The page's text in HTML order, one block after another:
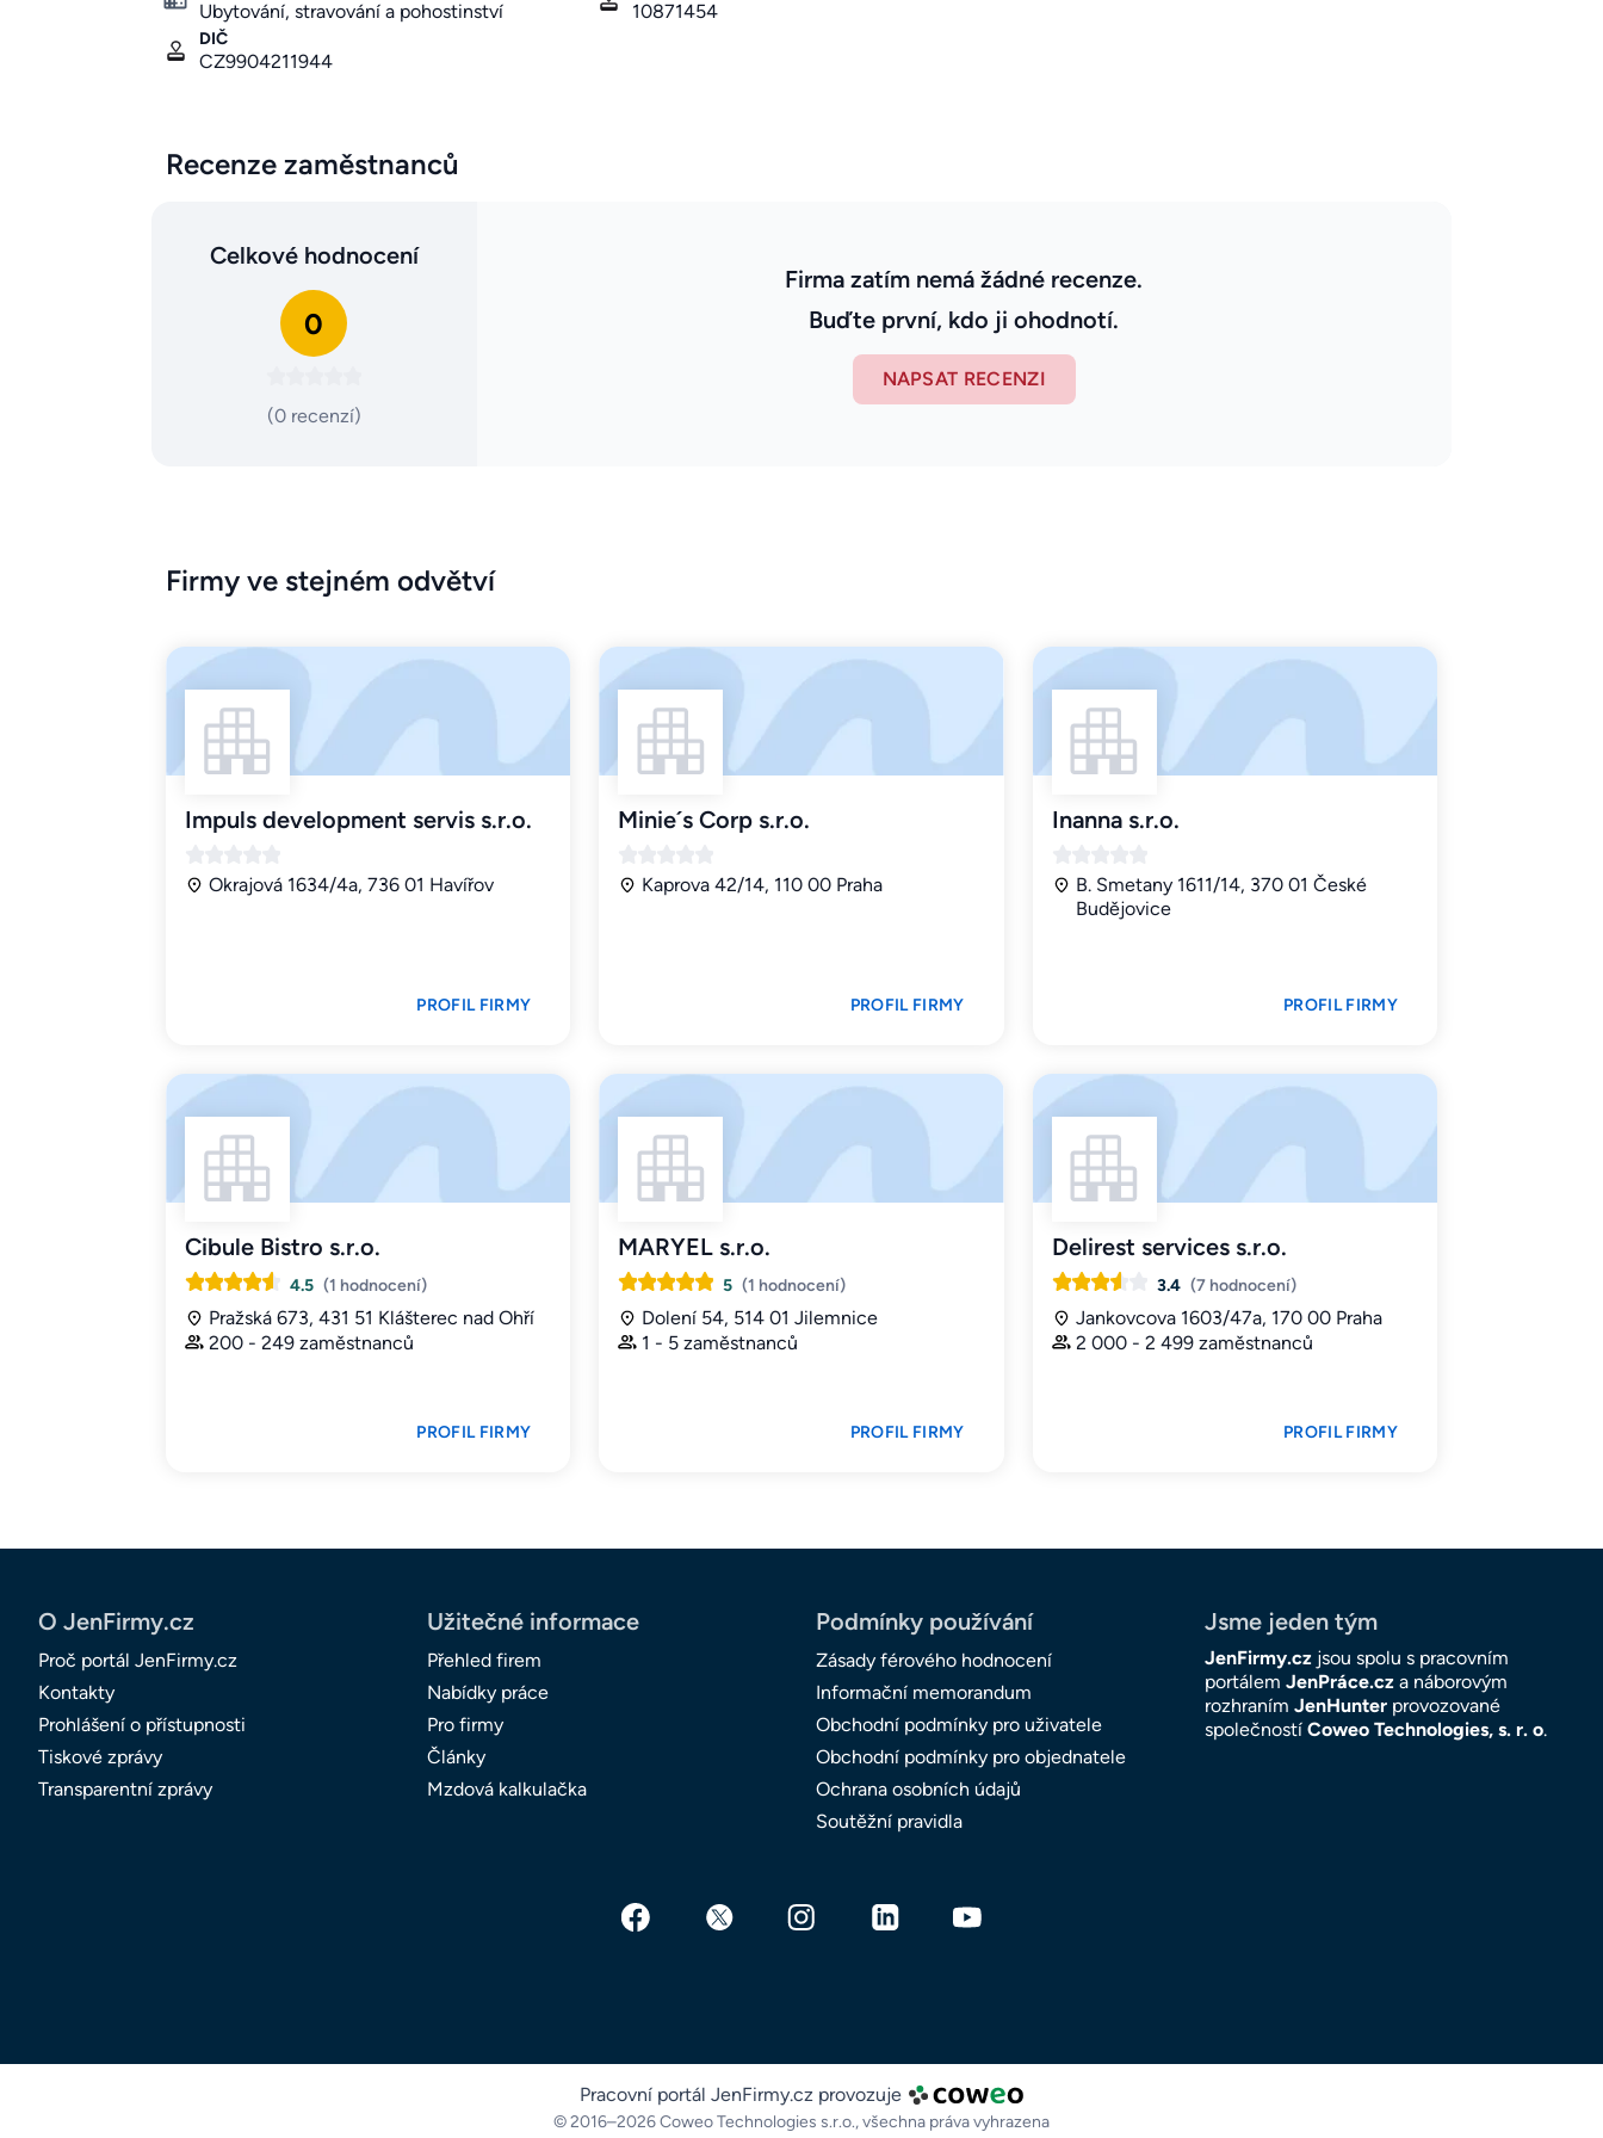
Ubytování, stravování a pohostinství 10871454
DIČ
CZ9904211944
Recenze zaměstnanců
Celkové hodnocení
0
(0 recenzí)
Firma zatím nemá žádné recenze.
Buďte první, kdo ji ohodnotí.
NAPSAT RECENZI
Firmy ve stejném odvětví
Impuls development servis s.r.o.
Okrajová 1634/4a, 736 01 Havířov
PROFIL FIRMY
Minie´s Corp s.r.o.
Kaprova 42/14, 110 00 Praha
PROFIL FIRMY
Inanna s.r.o.
B. Smetany 1611/14, 370 01 České
Budějovice
PROFIL FIRMY
Cibule Bistro s.r.o.
4.5 (1 hodnocení)
Pražská 673, 431 51 Klášterec nad Ohří
200 - 249 zaměstnanců
PROFIL FIRMY
MARYEL s.r.o.
5 (1 hodnocení)
Dolení 54, 514 01 Jilemnice
1 - 5 zaměstnanců
PROFIL FIRMY
Delirest services s.r.o.
3.4 (7 hodnocení)
Jankovcova 1603/47a, 170 00 Praha
2 000 - 2 499 zaměstnanců
PROFIL FIRMY
O JenFirmy.cz
Proč portál JenFirmy.cz
Kontakty
Prohlášení o přístupnosti
Tiskové zprávy
Transparentní zprávy
Užitečné informace
Přehled firem
Nabídky práce
Pro firmy
Články
Mzdová kalkulačka
Podmínky používání
Zásady férového hodnocení
Informační memorandum
Obchodní podmínky pro uživatele
Obchodní podmínky pro objednatele
Ochrana osobních údajů
Soutěžní pravidla
Jsme jeden tým
JenFirmy.cz jsou spolu s pracovním
portálem JenPráce.cz a náborovým
rozhraním JenHunter provozované
společností Coweo Technologies, s. r. o.
Pracovní portál JenFirmy.cz provozuje
© 2016–2026 Coweo Technologies s.r.o.,všechna práva vyhrazena